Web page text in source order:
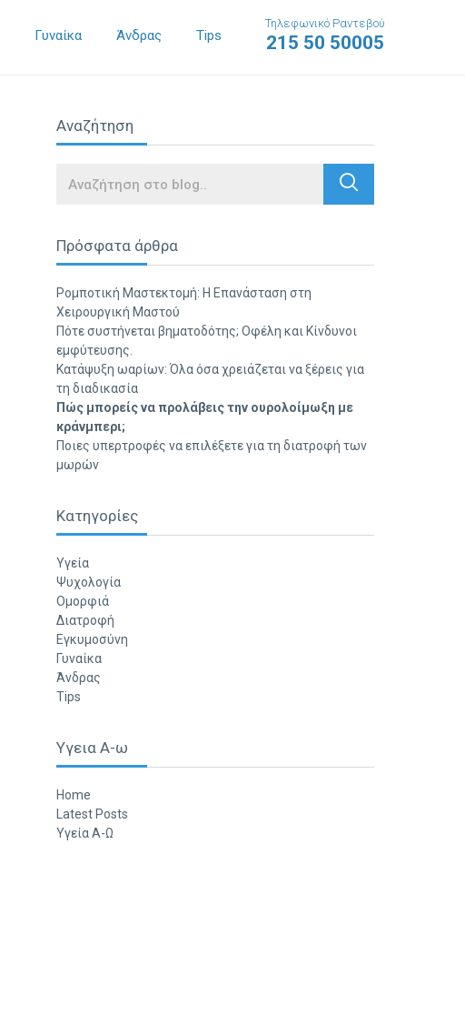
Γυναίκα Άνδρας Tips
Τηλεφωνικό Ραντεβού
215 50 50005
Αναζήτηση
Search
Πρόσφατα άρθρα
Ρομποτική Μαστεκτομή: Η Επανάσταση στη
Χειρουργική Μαστού
Πότε συστήνεται βηματοδότης; Οφέλη και Κίνδυνοι
εμφύτευσης.
Κατάψυξη ωαρίων: Όλα όσα χρειάζεται να ξέρεις για
τη διαδικασία
Πώς μπορείς να προλάβεις την ουρολοίμωξη με
κράνμπερι;
Ποιες υπερτροφές να επιλέξετε για τη διατροφή των
μωρών
Κατηγορίες
Υγεία
Ψυχολογία
Ομορφιά
Διατροφή
Εγκυμοσύνη
Γυναίκα
Άνδρας
Tips
Υγεια Α-ω
Home
Latest Posts
Υγεία Α-Ω